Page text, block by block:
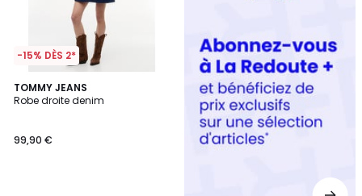
-15% DÈS 2*
TOMMY JEANS
Robe droite denim
99,90 €